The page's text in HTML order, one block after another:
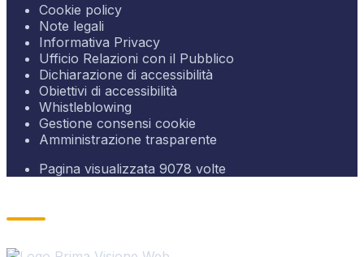
Cookie policy
Note legali
Informativa Privacy
Ufficio Relazioni con il Pubblico
Dichiarazione di accessibilità
Obiettivi di accessibilità
Whistleblowing
Gestione consensi cookie
Amministrazione trasparente
Pagina visualizzata 9078 volte